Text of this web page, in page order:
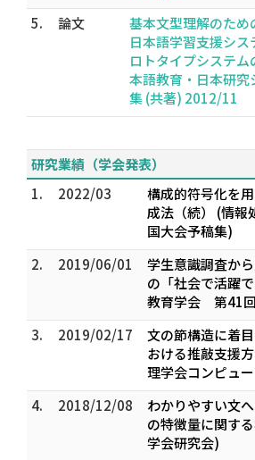
5.
論文
基本文型理解のため
日本語学習支援シ
ロトタイプシステ
本語教育・日本研
集 (共著) 2012/11
研究業績（学会発表）
1.
2022/03
構成的符号化を
成法（続） (情報
国大会予稿集)
2.
2019/06/01
学生意識調査か
の「社会で活躍
教育学会 第41
3.
2019/02/17
文の節構造に着
おける推敲支援
理学会コンピュ
4.
2018/12/08
わかりやすい文
の特徴量に関す
学会研究会)